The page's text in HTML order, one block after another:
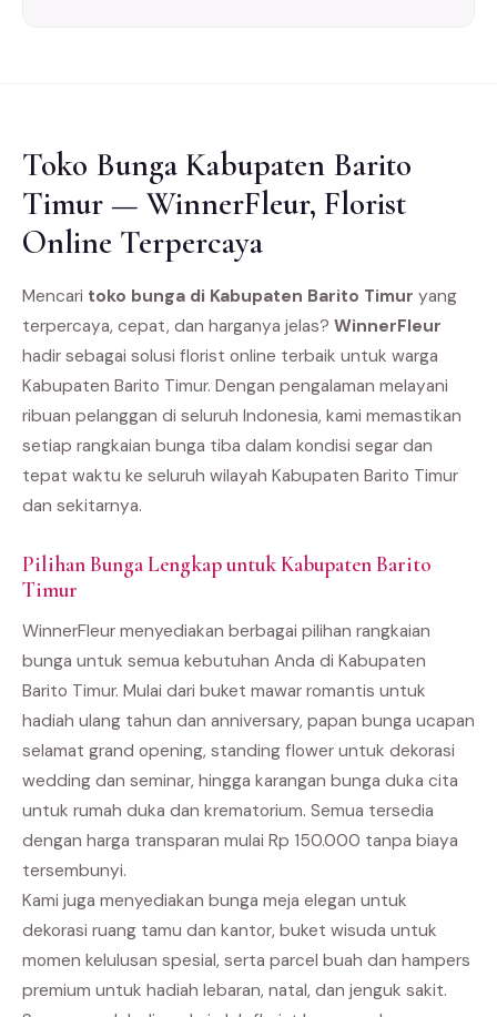
Toko Bunga Kabupaten Barito
Timur — WinnerFleur, Florist
Online Terpercaya
Mencari toko bunga di Kabupaten Barito Timur yang
terpercaya, cepat, dan harganya jelas? WinnerFleur
hadir sebagai solusi florist online terbaik untuk warga
Kabupaten Barito Timur. Dengan pengalaman melayani
ribuan pelanggan di seluruh Indonesia, kami memastikan
setiap rangkaian bunga tiba dalam kondisi segar dan
tepat waktu ke seluruh wilayah Kabupaten Barito Timur
dan sekitarnya.
Pilihan Bunga Lengkap untuk Kabupaten Barito
Timur
WinnerFleur menyediakan berbagai pilihan rangkaian
bunga untuk semua kebutuhan Anda di Kabupaten
Barito Timur. Mulai dari buket mawar romantis untuk
hadiah ulang tahun dan anniversary, papan bunga ucapan
selamat grand opening, standing flower untuk dekorasi
wedding dan seminar, hingga karangan bunga duka cita
untuk rumah duka dan krematorium. Semua tersedia
dengan harga transparan mulai Rp 150.000 tanpa biaya
tersembunyi.
Kami juga menyediakan bunga meja elegan untuk
dekorasi ruang tamu dan kantor, buket wisuda untuk
momen kelulusan spesial, serta parcel buah dan hampers
premium untuk hadiah lebaran, natal, dan jenguk sakit.